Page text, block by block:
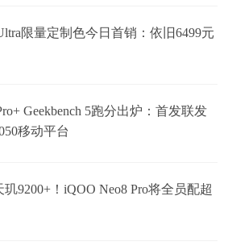
限量定制色今日首销：依旧6499元
Geekbench 5跑分出炉：首发联发
移动平台
9200+！iQOO Neo8 Pro将全员配超